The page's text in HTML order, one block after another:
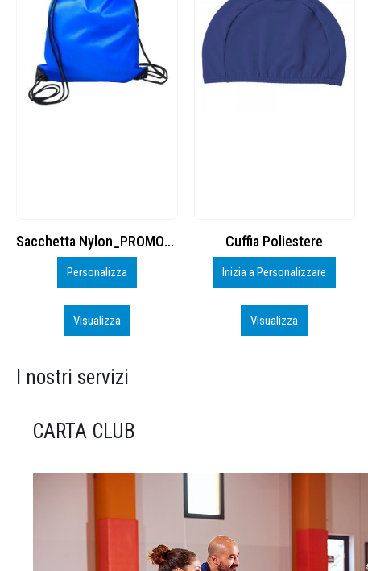
Cuffia Poliestere
Inizia a Personalizzare
Visualizza
BS600 – 5139960
Personalizza
Visualizza
I nostri servizi
CARTA CLUB